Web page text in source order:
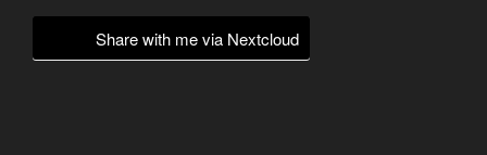
Share with me via Nextcloud